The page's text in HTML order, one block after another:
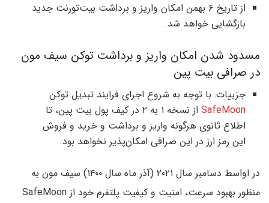
از تاریخ ۶ بهمن امکان واریز و برداشت بیت‌تورنت جدید
بازگشایی خواهد شد.
مسدود شدن امکان واریز و برداشت توکن سیف مون
در صرافی بیت پین
جزییات: با توجه به شروع اجرای فرایند تبدیل توکن
SafeMoon
از نسخه ۱ به ۲ در کیف پول بیت پین، تا
اطلاع ثانوی هرگونه واریز و برداشت و خرید و فروش
این رمز ارز در این صرافی امکان‌پذیر نخواهد بود.
در اواسط دسامبر سال ۲۰۲۱ (آذر ماه سال ۱۴۰۰) سیف مون به
منظور بهبود سرعت، امنیت و کیفیت پلتفرم خود از SafeMoon